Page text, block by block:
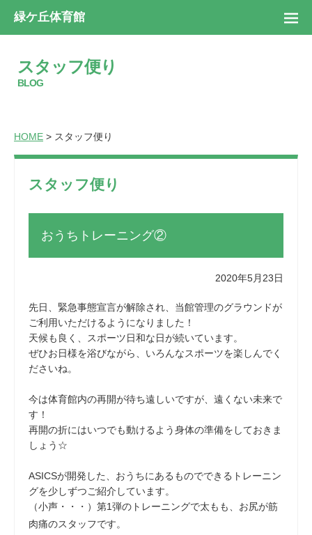
緑ケ丘体育館
スタッフ便り
BLOG
HOME > スタッフ便り
スタッフ便り
おうちトレーニング②
2020年5月23日
先日、緊急事態宣言が解除され、当館管理のグラウンドが
ご利用いただけるようになりました！
天候も良く、スポーツ日和な日が続いています。
ぜひお日様を浴びながら、いろんなスポーツを楽しんでく
ださいね。
今は体育館内の再開が待ち遠しいですが、遠くない未来で
す！
再開の折にはいつでも動けるよう身体の準備をしておきま
しょう☆
ASICSが開発した、おうちにあるものでできるトレーニン
グを少しずつご紹介しています。
（小声・・・）第1弾のトレーニングで太もも、お尻が筋
肉痛のスタッフです。